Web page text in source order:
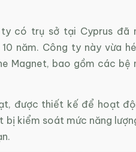
có trụ sở tại Cyprus đã
năm. Công ty này vừa
Magnet, bao gồm các bệ
được thiết kế để hoạt
kiểm soát mức năng